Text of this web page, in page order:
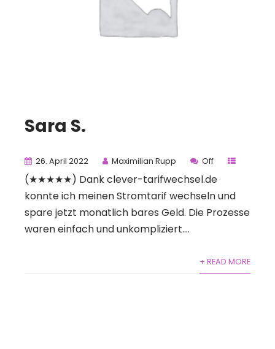
Sara S.
26. April 2022 Maximilian Rupp Off
(★★★★★) Dank clever-tarifwechsel.de
konnte ich meinen Stromtarif wechseln und
spare jetzt monatlich bares Geld. Die Prozesse
waren einfach und unkompliziert....
+ READ MORE